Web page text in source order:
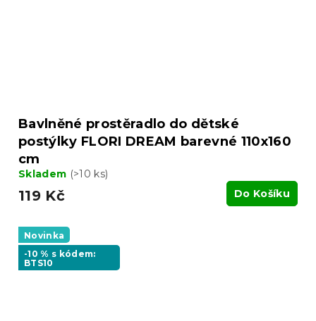
Bavlněné prostěradlo do dětské
postýlky FLORI DREAM barevné 110x160
cm
Skladem (>10 ks)
119 Kč Do Košíku
Novinka
-10 % s kódem:
BTS10